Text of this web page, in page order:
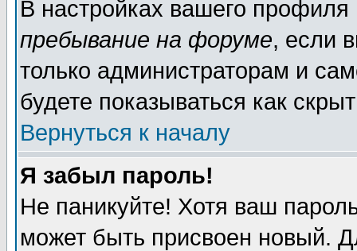
В настройках вашего
пребывание на форуме, если
только администраторам и
будете показываться как
Вернуться к началу
Я забыл пароль!
Не паникуйте! Хотя ваш
может быть присвоен новый.